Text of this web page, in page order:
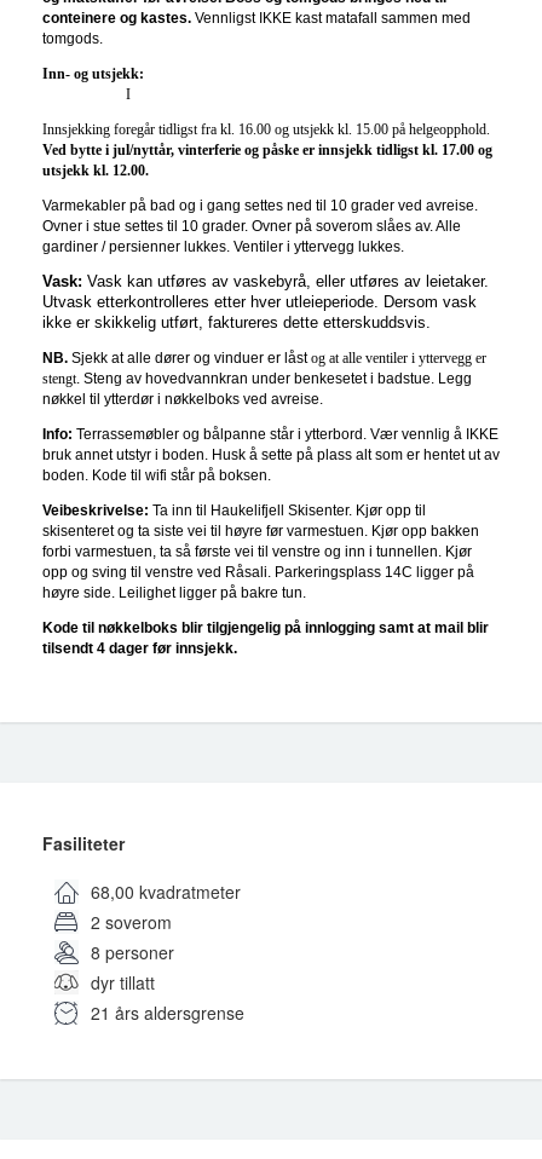
conteinere og kastes. Vennligst IKKE kast matafall sammen med
tomgods.
Inn- og utsjekk:
I
Innsjekking foregår tidligst fra kl. 16.00 og utsjekk kl. 15.00 på helgeopphold.
Ved bytte i jul/nyttår, vinterferie og påske er innsjekk tidligst kl. 17.00 og
utsjekk kl. 12.00.
Varmekabler på bad og i gang settes ned til 10 grader ved avreise.
Ovner i stue settes til 10 grader. Ovner på soverom slåes av. Alle
gardiner / persienner lukkes. Ventiler i yttervegg lukkes.
Vask: Vask kan utføres av vaskebyrå, eller utføres av leietaker.
Utvask etterkontrolleres etter hver utleieperiode. Dersom vask
ikke er skikkelig utført, faktureres dette etterskuddsvis.
NB. Sjekk at alle dører og vinduer er låstog at alle ventiler i yttervegg er
stengt . Steng av hovedvannkran under benkesetet i badstue. Legg
nøkkel til ytterdør i nøkkelboks ved avreise.
Info: Terrassemøbler og bålpanne står i ytterbord. Vær vennlig å IKKE
bruk annet utstyr i boden. Husk å sette på plass alt som er hentet ut av
boden. Kode til wifi står på boksen.
Veibeskrivelse: Ta inn til Haukelifjell Skisenter. Kjør opp til
skisenteret og ta siste vei til høyre før varmestuen. Kjør opp bakken
forbi varmestuen, ta så første vei til venstre og inn i tunnellen. Kjør
opp og sving til venstre ved Råsali. Parkeringsplass 14C ligger på
høyre side. Leilighet ligger på bakre tun.
Kode til nøkkelboks blir tilgjengelig på innlogging samt at mail blir
tilsendt 4 dager før innsjekk.
Fasiliteter
68,00 kvadratmeter
2 soverom
8 personer
dyr tillatt
21 års aldersgrense